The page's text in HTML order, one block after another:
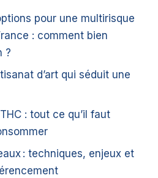
pour une multirisque
: comment bien
?
d’art qui séduit une
: tout ce qu’il faut
: techniques, enjeux et